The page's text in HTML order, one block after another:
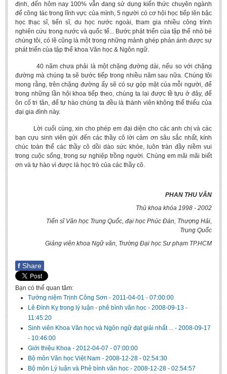
định, đến hôm nay 100% vẫn đang sử dụng kiến thức chuyên ngành
để công tác trong lĩnh vực của mình, 5 người có cơ hội học tiếp lên bậc
học thạc sĩ, tiến sĩ, du học nước ngoài, tham gia nhiều công trình
nghiên cứu trong nước và quốc tế... Bước phát triển của tập thể nhỏ bé
chúng tôi, có lẽ cũng là một trong những mảnh ghép phản ánh được sự
phát triển của tập thể khoa Văn học & Ngôn ngữ.
40 năm chưa phải là một chặng đường dài, nếu so với chặng
đường mà chúng ta sẽ bước tiếp trong nhiều năm sau nữa. Chúng tôi
mong rằng, trên chặng đường ấy sẽ có sự góp mặt của mỗi người, để
trong những lần hội khoa tiếp theo, chúng ta lại được tề tựu ở đây, để
ôn cố tri tân, để tự hào chúng ta đều là thành viên không thể thiếu của
đại gia đình này.
Lời cuối cùng, xin cho phép em đại diện cho các anh chị và các
bạn cựu sinh viên gửi đến các thầy cô lời cảm ơn sâu sắc nhất, kính
chúc toàn thể các thầy cô dồi dào sức khỏe, luôn tràn đầy niềm vui
trong cuộc sống, trong sự nghiệp trồng người. Chúng em mãi mãi biết
ơn và tự hào vì được là học trò của các thầy cô.
PHAN THU VÂN
Thủ khoa khóa 1998 - 2002
Tiến sĩ Văn học Trung Quốc, đại học Phúc Đán, Thượng Hải,
Trung Quốc
Giảng viên khoa Ngữ văn, Trường Đại học Sư phạm TP.HCM
f Share
Bạn có thể quan tâm:
Tưởng niệm Trịnh Công Sơn - 2011-04-01 - 07:00:00
Lê Đình Kỵ trong lý luận - phê bình văn học - 2008-09-13 -
11:45:20
Sinh viên Khoa Văn học và Ngôn ngữ đạt giải nhất ... - 2008-09-17
- 10:46:00
Giới thiệu Khoa - 2012-04-07 - 07:00:00
Bộ môn Văn học Việt Nam - 2008-12-28 - 02:54:30
Bộ môn Lý luận và Phê bình văn học - 2008-12-28 - 02:54:57